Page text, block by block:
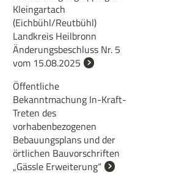
Kleingartach
(Eichbühl/Reutbühl)
Landkreis Heilbronn
Änderungsbeschluss Nr. 5
vom 15.08.2025
Öffentliche
Bekanntmachung In-Kraft-
Treten des
vorhabenbezogenen
Bebauungsplans und der
örtlichen Bauvorschriften
„Gässle Erweiterung“